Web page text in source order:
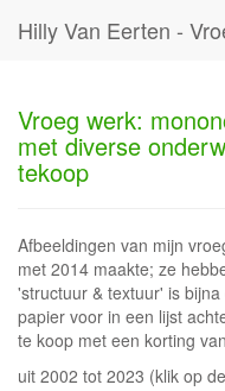
Vroeg werk:
met diverse
tekoop
Afbeeldingen van mijn
met 2014 maakte; ze
'structuur & textuur' is
papier voor in een lijst
te koop met een korting
uit 2002 tot 2023 (klik op